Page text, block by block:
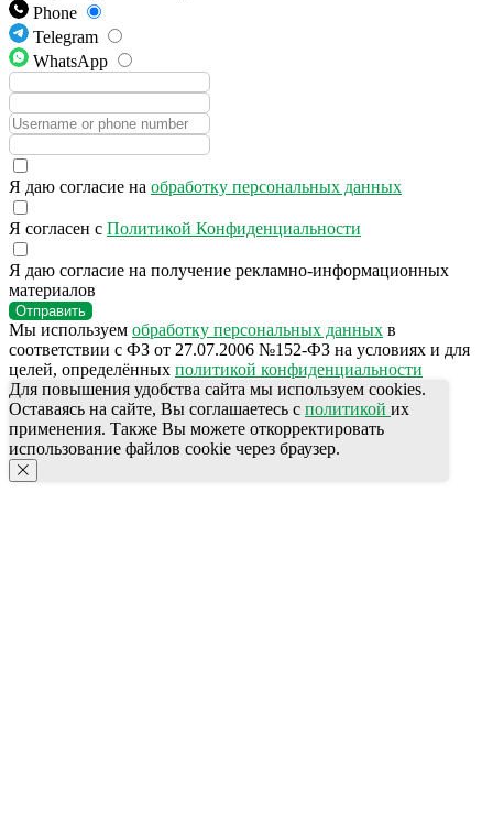
Phone
Telegram
WhatsApp
Я даю согласие на обработку персональных данных
Я согласен с Политикой Конфиденциальности
Я даю согласие на получение рекламно-информационных
материалов
Отправить
Мы используем обработку персональных данных в
соответствии с ФЗ от 27.07.2006 №152-ФЗ на условиях и для
целей, определённых политикой конфиденциальности
Для повышения удобства сайта мы используем cookies.
Оставаясь на сайте, Вы соглашаетесь с политикой их
применения. Также Вы можете откорректировать
использование файлов cookie через браузер.